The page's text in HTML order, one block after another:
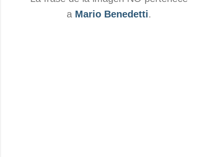
a Mario Benedetti.